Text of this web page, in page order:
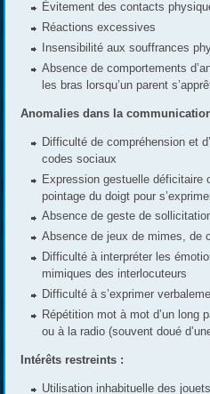
Évitement des contacts
Réactions excessives
Insensibilité aux souffrances
Absence de comportements
les bras lorsqu’un parent
Anomalies dans la
Difficulté de compréhension et
codes sociaux
Expression gestuelle déficitaire
pointage du doigt pour
Absence de geste de
Absence de jeux de mimes, de
Difficulté à interpréter les
mimiques des interlocuteurs
Difficulté à s’exprimer
Répétition mot à mot d’un long
ou à la radio (souvent doué
Intérêts restreints :
Utilisation inhabituelle des